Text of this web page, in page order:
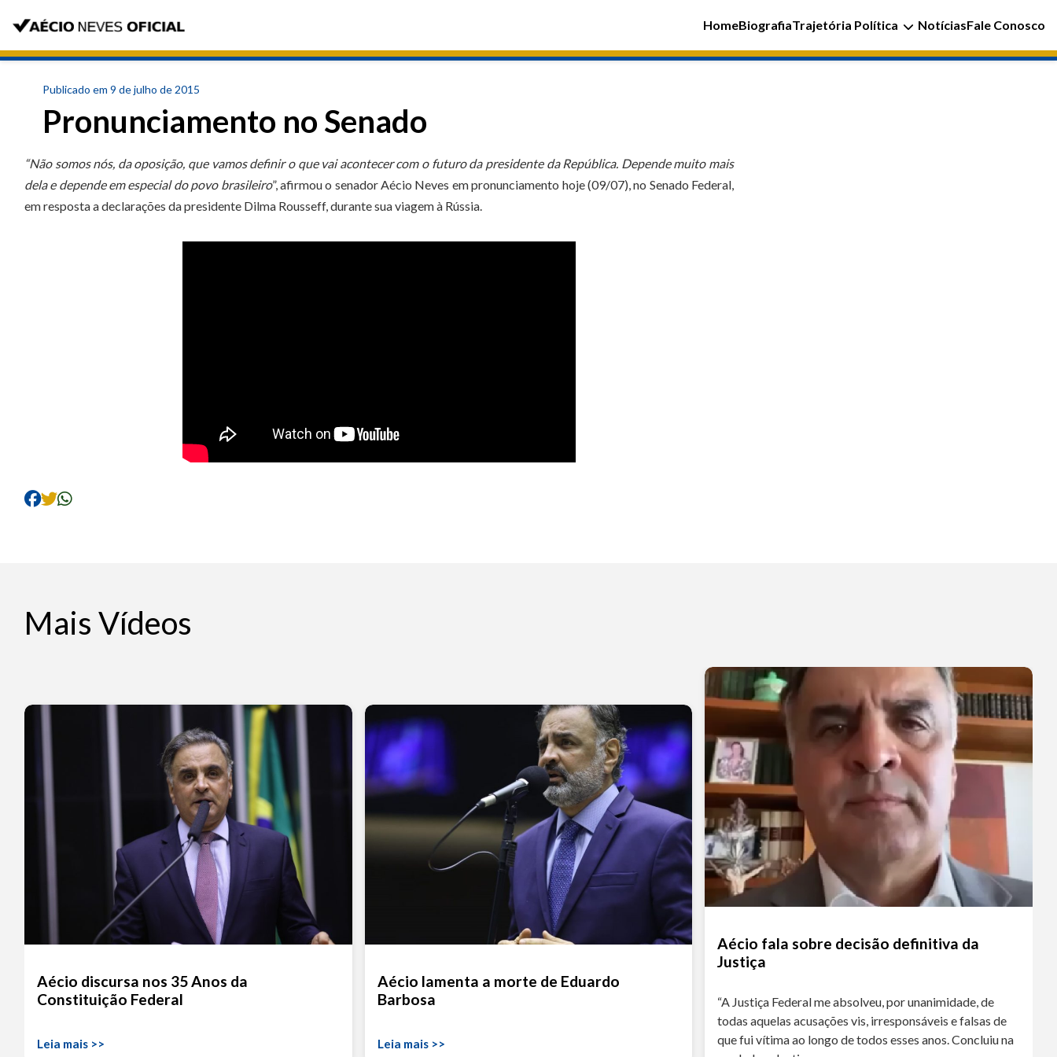
HomeBiografiaTrajetória Política NotíciasFale Conosco
Publicado em 9 de julho de 2015
Pronunciamento no Senado
“Não somos nós, da oposição, que vamos definir o que vai acontecer com o futuro da presidente da República. Depende muito mais
dela e depende em especial do povo brasileiro”, afirmou o senador Aécio Neves em pronunciamento hoje (09/07), no Senado Federal,
em resposta a declarações da presidente Dilma Rousseff, durante sua viagem à Rússia.
Mais Vídeos
Aécio discursa nos 35 Anos da
Constituição Federal
Leia mais >>
Aécio lamenta a morte de Eduardo
Barbosa
Leia mais >>
Aécio fala sobre decisão definitiva da
Justiça
“A Justiça Federal me absolveu, por unanimidade, de
todas aquelas acusações vis, irresponsáveis e falsas de
que fui vítima ao longo de todos esses anos. Concluiu na